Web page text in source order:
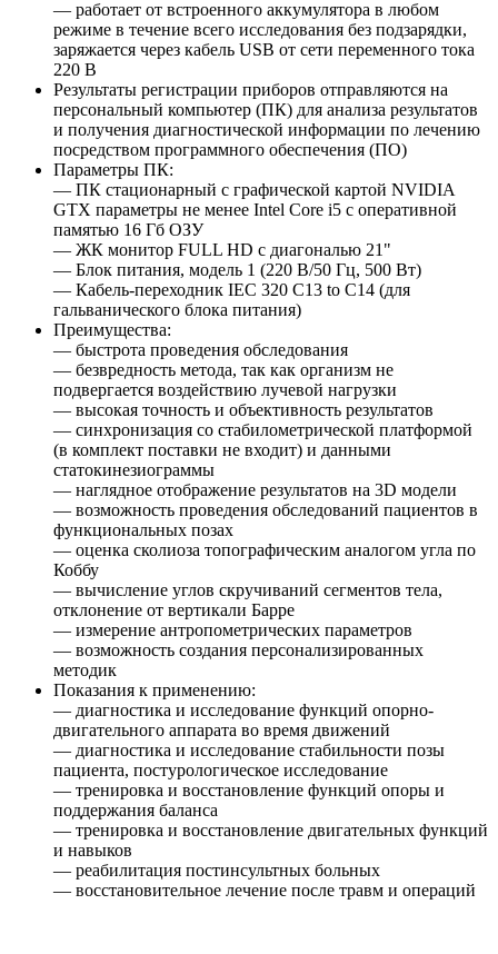
— работает от встроенного аккумулятора в любом
режиме в течение всего исследования без подзарядки,
заряжается через кабель USB от сети переменного тока
220 В
Результаты регистрации приборов отправляются на
персональный компьютер (ПК) для анализа результатов
и получения диагностической информации по лечению
посредством программного обеспечения (ПО)
Параметры ПК:
— ПК стационарный с графической картой NVIDIA
GTX параметры не менее Intel Core i5 с оперативной
памятью 16 Гб ОЗУ
— ЖК монитор FULL HD с диагональю 21"
— Блок питания, модель 1 (220 В/50 Гц, 500 Вт)
— Кабель-переходник IEC 320 C13 to C14 (для
гальванического блока питания)
Преимущества:
— быстрота проведения обследования
— безвредность метода, так как организм не
подвергается воздействию лучевой нагрузки
— высокая точность и объективность результатов
— синхронизация со стабилометрической платформой
(в комплект поставки не входит) и данными
статокинезиограммы
— наглядное отображение результатов на 3D модели
— возможность проведения обследований пациентов в
функциональных позах
— оценка сколиоза топографическим аналогом угла по
Коббу
— вычисление углов скручиваний сегментов тела,
отклонение от вертикали Барре
— измерение антропометрических параметров
— возможность создания персонализированных
методик
Показания к применению:
— диагностика и исследование функций опорно-
двигательного аппарата во время движений
— диагностика и исследование стабильности позы
пациента, постурологическое исследование
— тренировка и восстановление функций опоры и
поддержания баланса
— тренировка и восстановление двигательных функций
и навыков
— реабилитация постинсультных больных
— восстановительное лечение после травм и операций